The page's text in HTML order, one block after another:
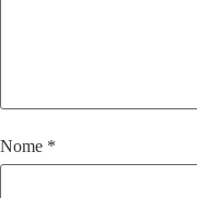
Nome *